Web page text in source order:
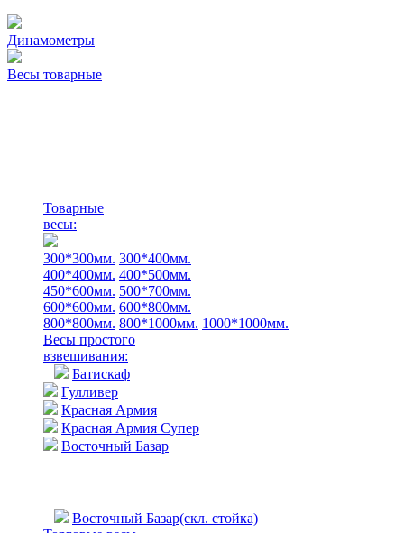
Динамометры
Весы товарные
Товарные
весы:
300*300мм. 300*400мм.
400*400мм. 400*500мм.
450*600мм. 500*700мм.
600*600мм. 600*800мм.
800*800мм. 800*1000мм. 1000*1000мм.
Весы простого
взвешивания:
Батискаф
Гулливер
Красная Армия
Красная Армия Супер
Восточный Базар
Восточный Базар(скл. стойка)